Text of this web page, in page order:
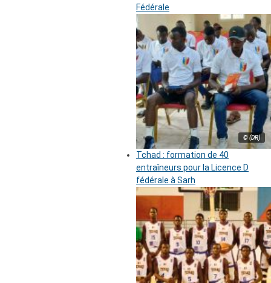
Fédérale
© (DR)
Tchad : formation de 40
entraîneurs pour la Licence D
fédérale à Sarh